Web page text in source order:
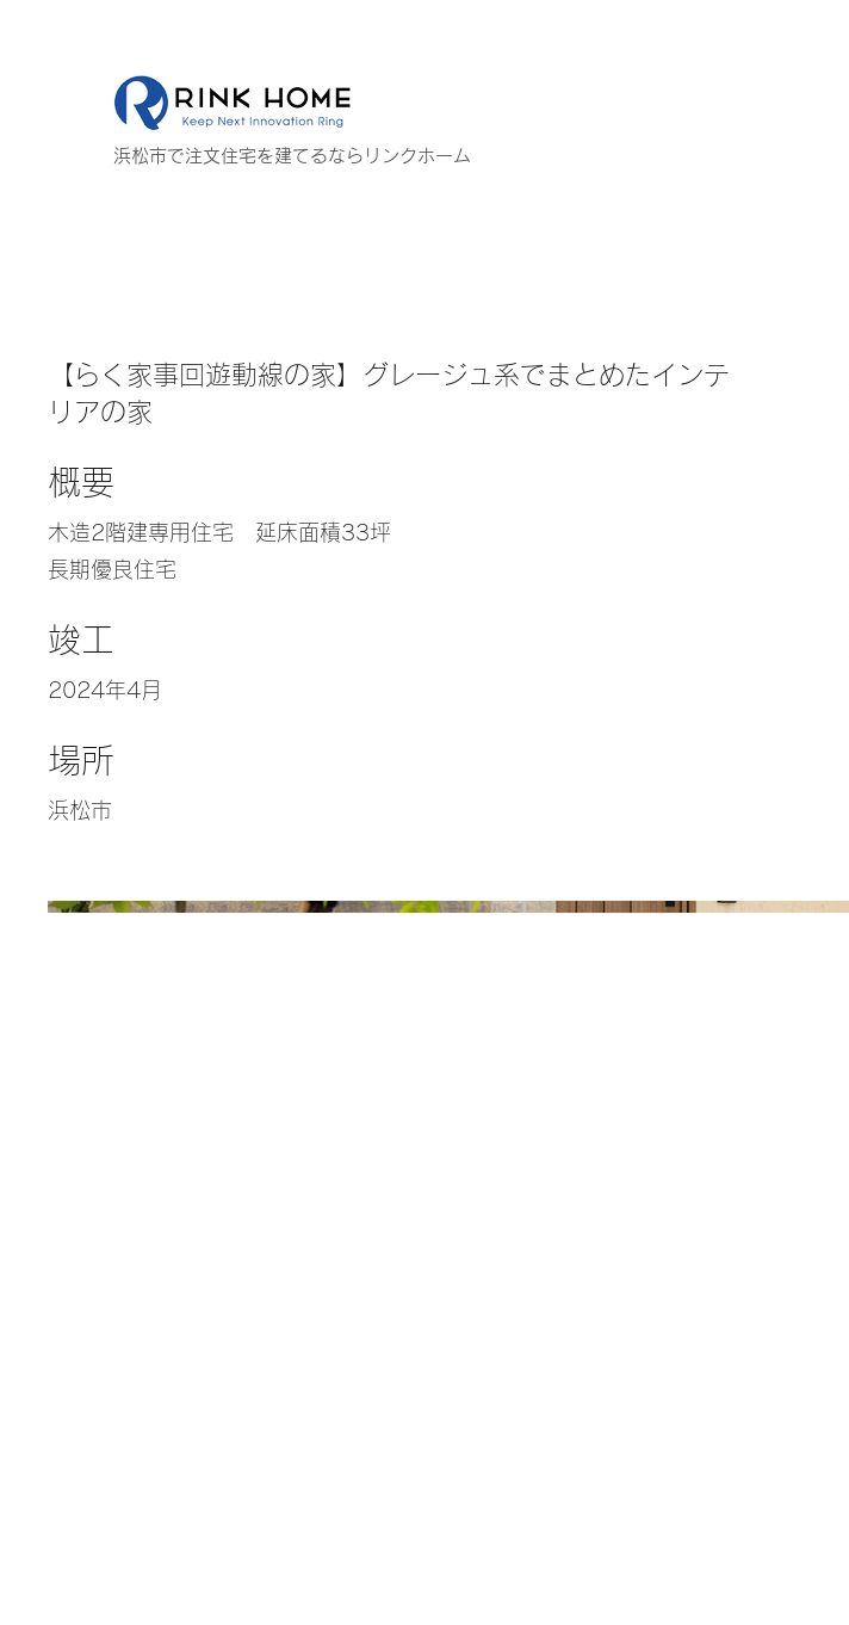
浜松市で注文住宅を建てるならリンクホーム
【らく家事回遊動線の家】グレージュ系でまとめたインテ
リアの家
概要
木造2階建専用住宅 延床面積33坪
長期優良住宅
竣工
2024年4月
場所
浜松市